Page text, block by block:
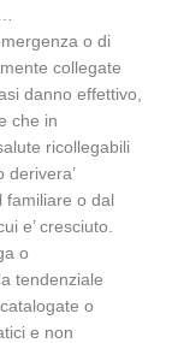
o di
collegate
danno effettivo,
che in
ricollegabili
derivera’
familiare o dal
e’ cresciuto.
o
tendenziale
o
e non